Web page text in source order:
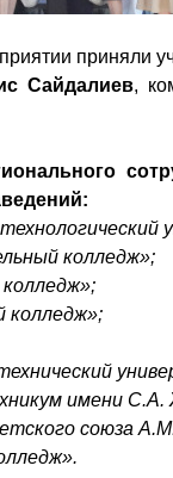
приняли
Сайдалиев,
колледж»;
колледж»;
имени С.А.
союза